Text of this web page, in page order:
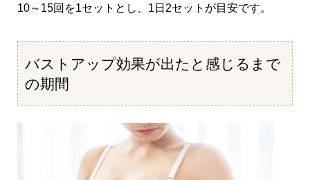
10～15回を1セットとし、1日2セットが目安です。
バストアップ効果が出たと感じるまで
の期間